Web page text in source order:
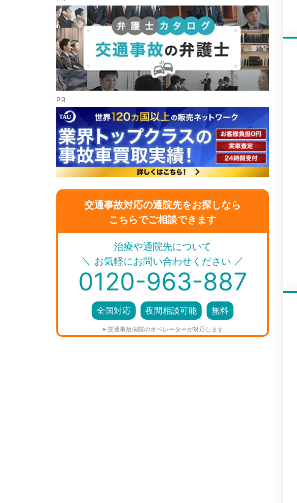
交通事故対応の通院先をお探しなら
こちらでご相談できます
＼ ／
治療や通院先について
お気軽にお問い合わせください
0120-963-887
全国対応 夜間相談可能 無料
※ 交通事故病院のオペレーターが対応します